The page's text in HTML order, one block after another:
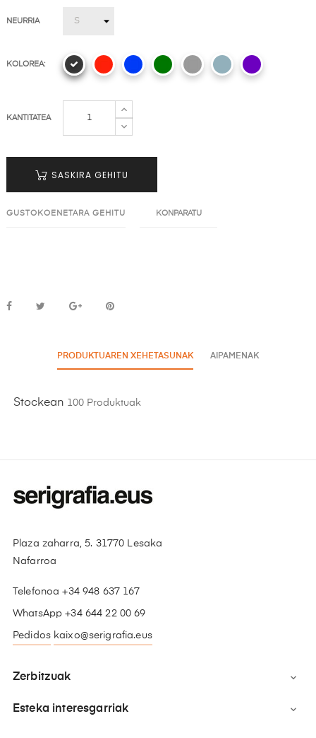
NEURRIA
KOLOREA:
KANTITATEA
SASKIRA GEHITU
GUSTOKOENETARA GEHITU KONPARATU
PRODUKTUAREN XEHETASUNAK AIPAMENAK
Stockean 100 Produktuak
Plaza zaharra, 5. 31770 Lesaka
Nafarroa
Telefonoa +34 948 637 167
WhatsApp +34 644 22 00 69
Pedidos kaixo@serigrafia.eus
Zerbitzuak 
Esteka interesgarriak 